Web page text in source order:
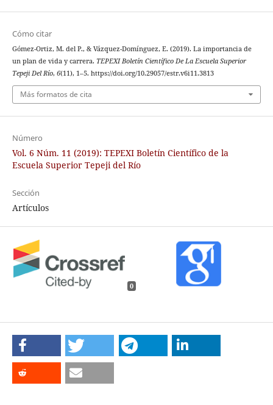
Cómo citar
Gómez-Ortiz, M. del P., & Vázquez-Domínguez, E. (2019). La importancia de
un plan de vida y carrera. TEPEXI Boletín Científico De La Escuela Superior
Tepeji Del Río, 6(11), 1–5. https://doi.org/10.29057/estr.v6i11.3813
Más formatos de cita
Número
Vol. 6 Núm. 11 (2019): TEPEXI Boletín Científico de la
Escuela Superior Tepeji del Río
Sección
Artículos
0